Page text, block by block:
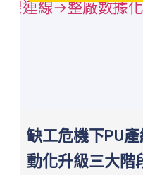
缺工危機下PU
動化升級三大階